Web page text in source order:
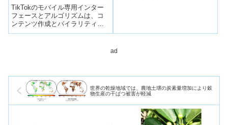
ルを維持する(TikTok
lowers barriers to virality,
keeps tight control
through algorithm)
TikTokのモバイル専用インター
フェースとアルゴリズムは、コ
ンテンツ作成とバイラリティを
これまでと同様に容易にする
する際の安全性の向上と事故の
ad
世界の乾燥地域では、農地土壌の炭素量増加により穀
物生産の干ばつ被害が軽減